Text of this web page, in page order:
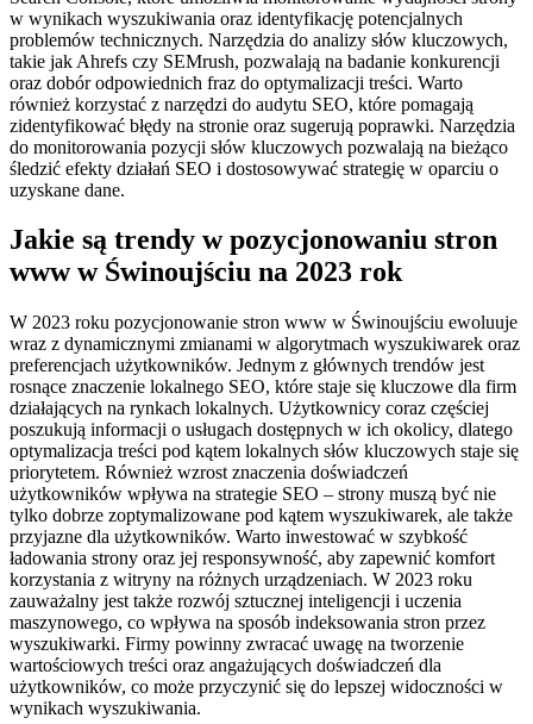
w wynikach wyszukiwania oraz identyfikację potencjalnych
problemów technicznych. Narzędzia do analizy słów kluczowych,
takie jak Ahrefs czy SEMrush, pozwalają na badanie konkurencji
oraz dobór odpowiednich fraz do optymalizacji treści. Warto
również korzystać z narzędzi do audytu SEO, które pomagają
zidentyfikować błędy na stronie oraz sugerują poprawki. Narzędzia
do monitorowania pozycji słów kluczowych pozwalają na bieżąco
śledzić efekty działań SEO i dostosowywać strategię w oparciu o
uzyskane dane.
Jakie są trendy w pozycjonowaniu stron
www w Świnoujściu na 2023 rok
W 2023 roku pozycjonowanie stron www w Świnoujściu ewoluuje
wraz z dynamicznymi zmianami w algorytmach wyszukiwarek oraz
preferencjach użytkowników. Jednym z głównych trendów jest
rosnące znaczenie lokalnego SEO, które staje się kluczowe dla firm
działających na rynkach lokalnych. Użytkownicy coraz częściej
poszukują informacji o usługach dostępnych w ich okolicy, dlatego
optymalizacja treści pod kątem lokalnych słów kluczowych staje się
priorytetem. Również wzrost znaczenia doświadczeń
użytkowników wpływa na strategie SEO – strony muszą być nie
tylko dobrze zoptymalizowane pod kątem wyszukiwarek, ale także
przyjazne dla użytkowników. Warto inwestować w szybkość
ładowania strony oraz jej responsywność, aby zapewnić komfort
korzystania z witryny na różnych urządzeniach. W 2023 roku
zauważalny jest także rozwój sztucznej inteligencji i uczenia
maszynowego, co wpływa na sposób indeksowania stron przez
wyszukiwarki. Firmy powinny zwracać uwagę na tworzenie
wartościowych treści oraz angażujących doświadczeń dla
użytkowników, co może przyczynić się do lepszej widoczności w
wynikach wyszukiwania.